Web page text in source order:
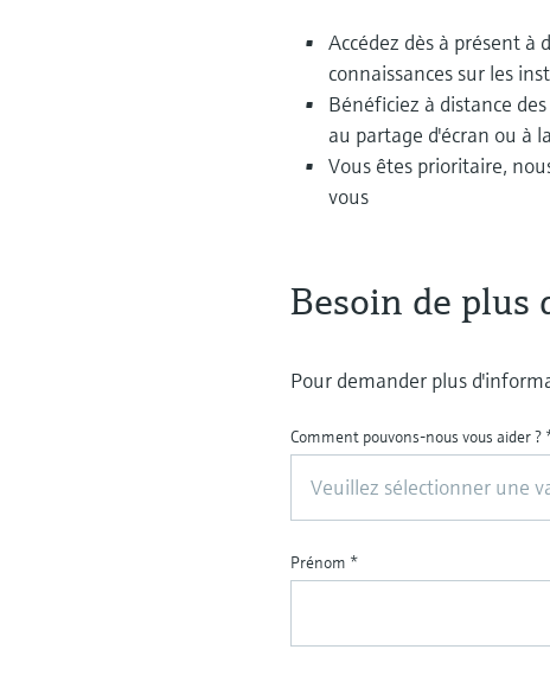
Accédez dès à présent à
connaissances sur les
Bénéficiez à distance
au partage d'écran ou à
Vous êtes prioritaire,
vous
Besoin de plus
Pour demander plus
Comment pouvons-nous vous aider ?
Veuillez sélectionner une
Prénom *